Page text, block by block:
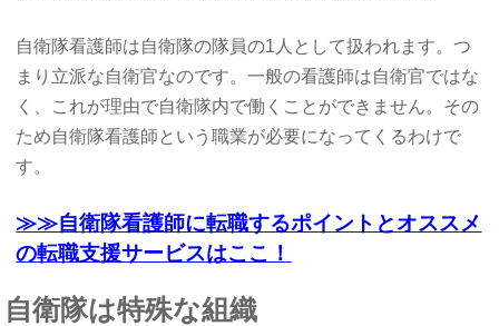
自衛隊看護師は自衛隊の隊員の1人として扱われます。つ
まり立派な自衛官なのです。一般の看護師は自衛官ではな
く、これが理由で自衛隊内で働くことができません。その
ため自衛隊看護師という職業が必要になってくるわけで
す。
≫≫自衛隊看護師に転職するポイントとオススメ
の転職支援サービスはここ！
自衛隊は特殊な組織